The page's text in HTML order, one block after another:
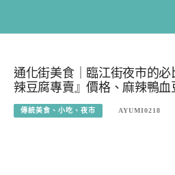
通化街美食｜臨江街夜市的
辣豆腐專賣』價格、麻辣鴨血
傳統美食、小吃、夜市 AYUMI0218